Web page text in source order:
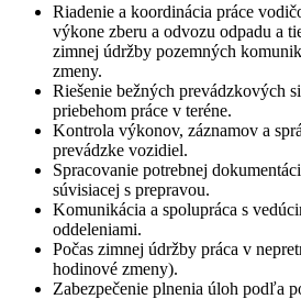
Riadenie a koordinácia práce
výkone zberu a odvozu odpadu a
zimnej údržby pozemných
zmeny.
Riešenie bežných prevádzkových
priebehom práce v teréne.
Kontrola výkonov, záznamov a
prevádzke vozidiel.
Spracovanie potrebnej
súvisiacej s prepravou.
Komunikácia a spolupráca s
oddeleniami.
Počas zimnej údržby práca v
hodinové zmeny).
Zabezpečenie plnenia úloh podľa